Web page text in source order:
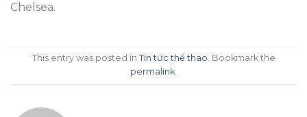
Chelsea.
This entry was posted in Tin tức thể thao. Bookmark the
permalink.